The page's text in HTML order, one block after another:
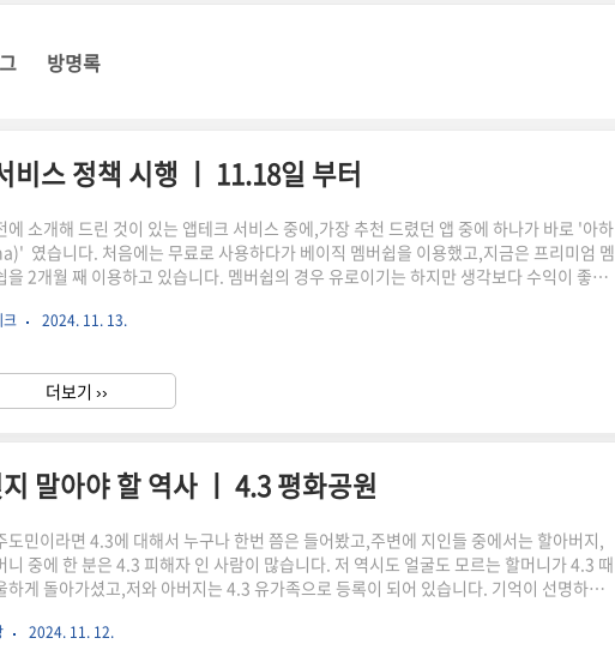
방명록
스 정책 시행 ㅣ 11.18일 부터
에 소개해 드린 것이 있는 앱테크 서비스 중에,가장 추천 드렸던 앱 중에 하나가 바로 '아하
였습니다. 처음에는 무료로 사용하다가 베이직 멤버쉽을 이용했고,지금은 프리미엄 멤
을 2개월 째 이용하고 있습니다. 멤버쉽의 경우 유로이기는 하지만 생각보다 수익이 좋아
비스 이용 방법아하는 기본적으로 질문, 답변 시스템으로 구성이 되며,얼마만큼 활동 했
구조 입니다. 최초 회원가입 후 부터 바로 이용하실 수 있고,멤버쉽 가입 없이도 바로 진입
수 있어서 한달만 꾸준히 하더라도 몇 만원은 금방 벌 수 ..
크 2024. 11. 13.
더보기 ››
말아야 할 역사 ㅣ 4.3 평화공원
도민이라면 4.3에 대해서 누구나 한번 쯤은 들어봤고,주변에 지인들 중에서는 할아버지,
니 중에 한 분은 4.3 피해자 인 사람이 많습니다. 저 역시도 얼굴도 모르는 할머니가 4.3 때
하게 돌아가셨고,저와 아버지는 4.3 유가족으로 등록이 되어 있습니다. 기억이 선명하지
있습니다. 이제는 4.3이라는 사건이 대통령이 사과도 했을 만큼 많이 알려져 있지만,예전
2024. 11. 12.